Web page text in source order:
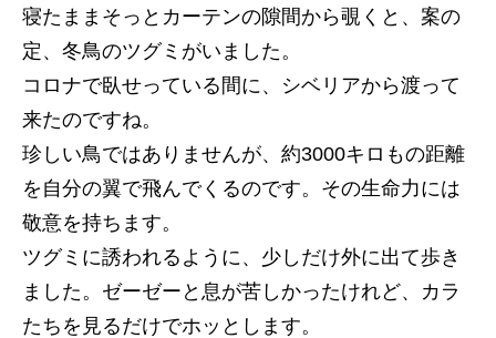
寝たままそっとカーテンの隙間から覗くと、案の
定、冬鳥のツグミがいました。
コロナで臥せっている間に、シベリアから渡って
来たのですね。
珍しい鳥ではありませんが、約3000キロもの距離
を自分の翼で飛んでくるのです。その生命力には
敬意を持ちます。
ツグミに誘われるように、少しだけ外に出て歩き
ました。ゼーゼーと息が苦しかったけれど、カラ
たちを見るだけでホッとします。